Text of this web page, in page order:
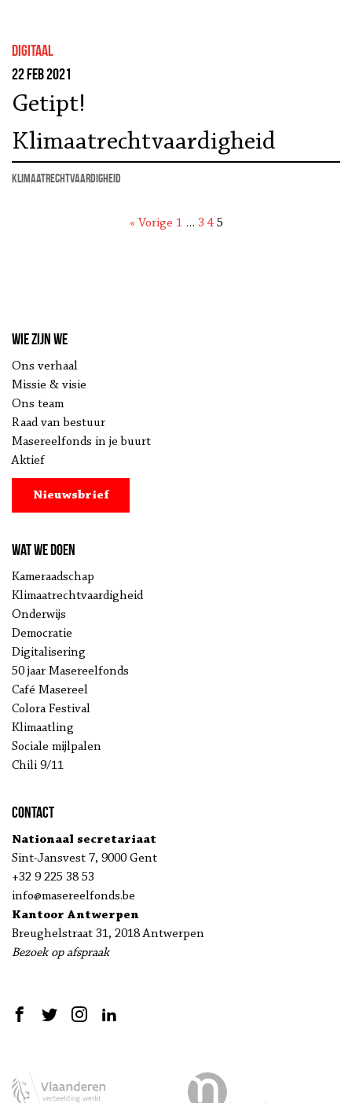
Digitaal
22 feb 2021
Getipt!
Klimaatrechtvaardigheid
klimaatrechtvaardigheid
« Vorige 1 … 3 4 5
Wie zijn we
Ons verhaal
Missie & visie
Ons team
Raad van bestuur
Masereelfonds in je buurt
Aktief
Nieuwsbrief
Wat we doen
Kameraadschap
Klimaatrechtvaardigheid
Onderwijs
Democratie
Digitalisering
50 jaar Masereelfonds
Café Masereel
Colora Festival
Klimaatling
Sociale mijlpalen
Chili 9/11
Contact
Nationaal secretariaat
Sint-Jansvest 7, 9000 Gent
+32 9 225 38 53
info@masereelfonds.be
Kantoor Antwerpen
Breughelstraat 31, 2018 Antwerpen
Bezoek op afspraak